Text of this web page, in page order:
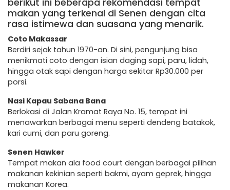
makan yang terkenal di Senen dengan cita
rasa istimewa dan suasana yang menarik.
Coto Makassar
Berdiri sejak tahun 1970-an. Di sini, pengunjung bisa
menikmati coto dengan isian daging sapi, paru, lidah,
hingga otak sapi dengan harga sekitar Rp30.000 per
porsi.
Nasi Kapau Sabana Bana
Berlokasi di Jalan Kramat Raya No. 15, tempat ini
menawarkan berbagai menu seperti dendeng batakok,
kari cumi, dan paru goreng.
Senen Hawker
Tempat makan ala food court dengan berbagai pilihan
makanan kekinian seperti bakmi, ayam geprek, hingga
makanan Korea.